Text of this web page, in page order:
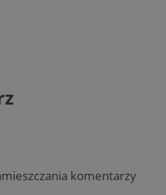
komentarzy